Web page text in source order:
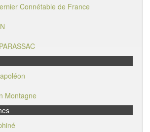
Connétable de France
Montagne